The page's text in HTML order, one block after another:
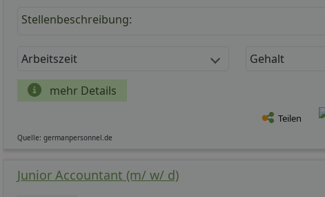
Stellenbeschreibung:
Arbeitszeit Gehalt
mehr Details
Teilen
Quelle: germanpersonnel.de
Junior Accountant (m/ w/ d)